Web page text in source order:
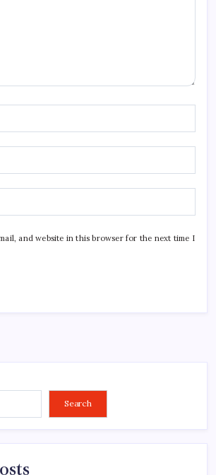
and website in this browser for the next time I
Search